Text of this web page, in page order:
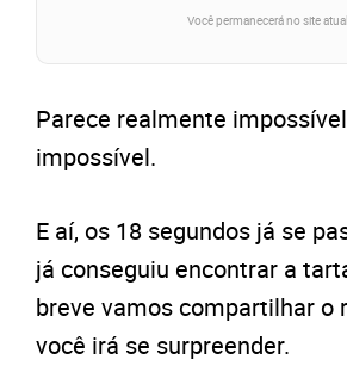
Você permanecerá no site atual
Parece realmente
impossível.
E aí, os 18 segundos já se
já conseguiu encontrar a
breve vamos compartilhar o
você irá se surpreender.